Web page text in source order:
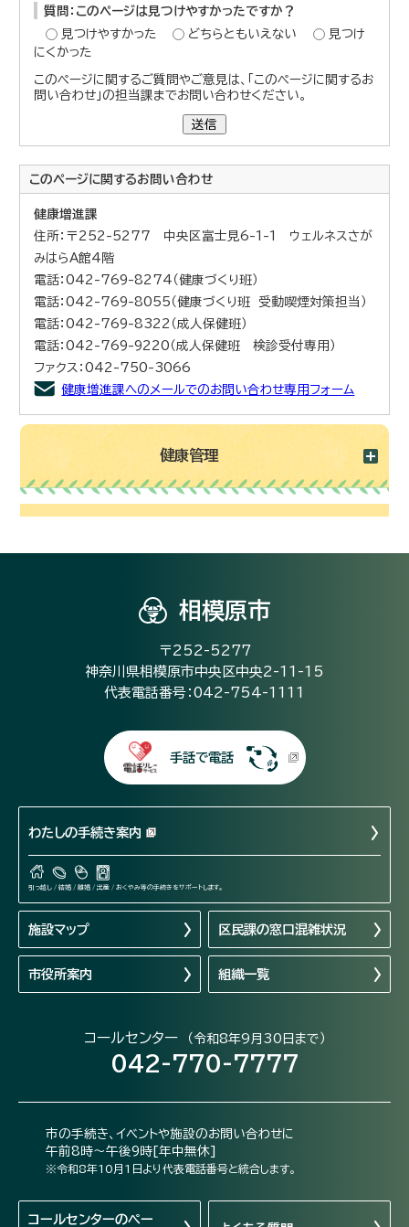
質問：このページは見つけやすかったですか？
見つけやすかった
どちらともいえない
見つけ
にくかった
このページに関するご質問やご意見は、「このページに関するお
問い合わせ」の担当課までお問い合わせください。
送信
このページに関するお問い合わせ
健康増進課
住所：〒252-5277 中央区富士見6-1-1 ウェルネスさが
みはらA館4階
電話：042-769-8274（健康づくり班）
電話：042-769-8055（健康づくり班 受動喫煙対策担当）
電話：042-769-8322（成人保健班）
電話：042-769-9220（成人保健班 検診受付専用）
ファクス：042-750-3066
健康増進課へのメールでのお問い合わせ専用フォーム
健康管理
相模原市
〒252-5277
神奈川県相模原市中央区中央2-11-15
代表電話番号：042-754-1111
手話で電話
わたしの手続き案内
引っ越し / 結婚 / 離婚 / 出産 / おくやみ等の手続きをサポートします。
施設マップ 区民課の窓口混雑状況
市役所案内 組織一覧
コールセンター （令和8年9月30日まで）
042-770-7777
市の手続き、イベントや施設のお問い合わせに
午前8時～午後9時[年中無休]
※令和8年10月1日より代表電話番号と統合します。
コールセンターのペー